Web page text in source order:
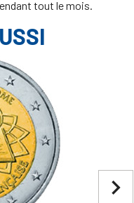
tout le mois.
navigate_next